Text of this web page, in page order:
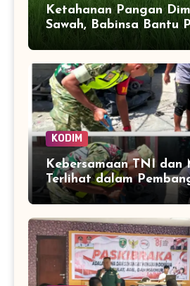
Ketahanan Pangan
Sawah, Babinsa Bantu
Kendalikan Hama
KODIM
Kebersamaan TNI dan
Terlihat dalam
di Desa Tanoh Merah